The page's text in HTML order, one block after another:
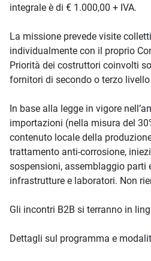
integrale è di € 1.000,00 + IVA.
La missione prevede visite
individualmente con il proprio
Priorità dei costruttori coinvolti
fornitori di secondo o terzo
In base alla legge in vigore
importazioni (nella misura del
contenuto locale della
trattamento anti-corrosione,
sospensioni, assemblaggio parti
infrastrutture e laboratori. Non
Gli incontri B2B si terranno in
Dettagli sul programma e